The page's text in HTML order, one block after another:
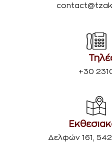
+30
Δελφών 161,